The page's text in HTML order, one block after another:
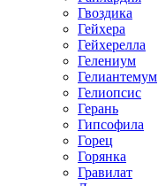
Гвоздика
Гейхера
Гейхерелла
Гелениум
Гелиантемум
Гелиопсис
Герань
Гипсофила
Горец
Горянка
Гравилат